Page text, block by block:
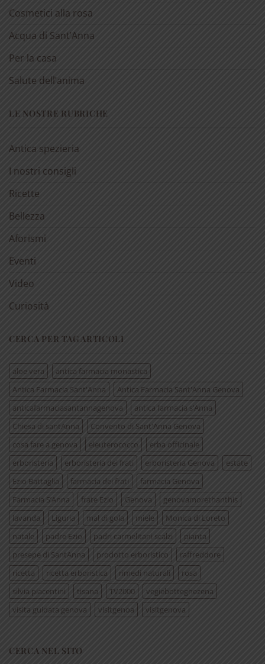
Cosmetici alla rosa
Acqua di Sant’Anna
Per la casa
Salute dell’anima
LE NOSTRE RUBRICHE
Antica spezieria
I nostri consigli
Ricette
Bellezza
Aforismi
Eventi
Video
Curiosità
CERCA PER TAG ARTICOLI
aloe vera
antica farmacia monastica
Antica Farmacia Sant'Anna
Antica Farmacia Sant'Anna Genova
anticafarmaciasantannagenova
antica farmacia s’Anna
Chiesa di santAnna
Convento di Sant'Anna Genova
cosa fare a genova
eleuterococco
erba officinale
erboristeria
erboristeria dei frati erboristeria Genova
estate
Ezio Battaglia
farmacia dei frati
farmacia Genova
Farmacia S’Anna
frate Ezio Genova
genovamorethanthis
lavanda
Liguria mal di gola miele
Monica di Loreto
natale
padre Ezio padri carmelitani scalzi
pianta
presepe di SantAnna
prodotto erboristico
raffreddore
ricetta
ricetta erboristica rimedi naturali
rosa
silvia piacentini
tisana TV2000
vegiebotteghezena
visita guidata genova
visitgenoa visitgenova
CERCA NEL SITO